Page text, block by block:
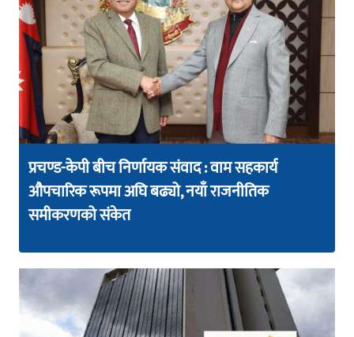
प्रचण्ड-केपी बीच निर्णायक संवाद : वाम सहकार्य
औपचारिक रूपमा अघि बढ्यो, नयाँ राजनीतिक
समीकरणको संकेत